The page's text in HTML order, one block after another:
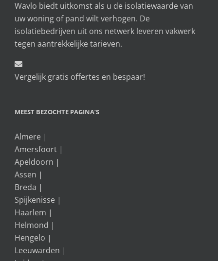
Wavlo biedt uitkomst als u de isolatiewaarde van
uw woning of pand wilt verhogen. De
isolatiebedrijven uit ons netwerk leveren vakwerk
tegen aantrekkelijke tarieven.
Vergelijk gratis offertes en bespaar!
MEEST BEZOCHTE PAGINA’S
Almere |
Amersfoort |
Apeldoorn |
Assen |
Breda |
Spijkenisse |
Haarlem |
Helmond |
Hengelo |
Leeuwarden |